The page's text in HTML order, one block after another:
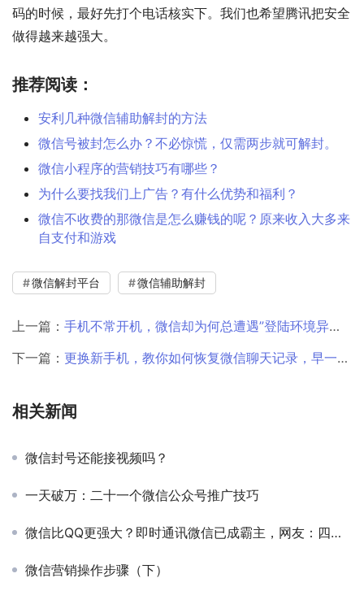
码的时候，最好先打个电话核实下。我们也希望腾讯把安全
做得越来越强大。
推荐阅读：
安利几种微信辅助解封的方法
微信号被封怎么办？不必惊慌，仅需两步就可解封。
微信小程序的营销技巧有哪些？
为什么要找我们上广告？有什么优势和福利？
微信不收费的那微信是怎么赚钱的呢？原来收入大多来
自支付和游戏
微信解封平台 微信辅助解封
上一篇： 手机不常开机，微信却为何总遭遇”登陆环境异常“被封？自助解封条件为何要层层加码？
下一篇： 更换新手机，教你如何恢复微信聊天记录，早一点知道就好了
相关新闻
微信封号还能接视频吗？
一天破万：二十一个微信公众号推广技巧
微信比QQ更强大？即时通讯微信已成霸主，网友：四大因素促其成功
微信营销操作步骤（下）